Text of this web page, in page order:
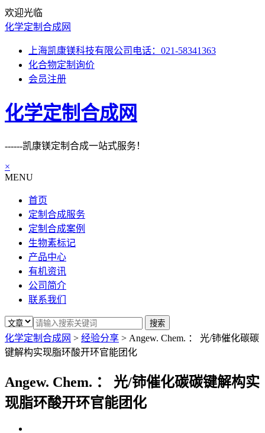
欢迎光临
化学定制合成网
上海凯康镁科技有限公司电话：021-58341363
化合物定制询价
会员注册
化学定制合成网
------凯康镁定制合成一站式服务！
×
MENU
首页
定制合成服务
定制合成案例
生物素标记
产品中心
有机资讯
公司简介
联系我们
化学定制合成网 > 经验分享 > Angew. Chem. ： 光/铈催化碳碳
键解构实现脂环酸开环官能团化
Angew. Chem. ： 光/铈催化碳碳键解构实
现脂环酸开环官能团化